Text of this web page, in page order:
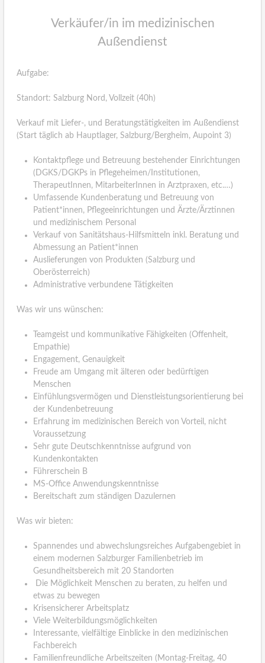
Verkäufer/in im medizinischen
Außendienst
Aufgabe:
Standort: Salzburg Nord, Vollzeit (40h)
Verkauf mit Liefer-, und Beratungstätigkeiten im Außendienst
(Start täglich ab Hauptlager, Salzburg/Bergheim, Aupoint 3)
Kontaktpflege und Betreuung bestehender Einrichtungen
(DGKS/DGKPs in Pflegeheimen/Institutionen,
TherapeutInnen, MitarbeiterInnen in Arztpraxen, etc.…)
Umfassende Kundenberatung und Betreuung von
Patient*innen, Pflegeeinrichtungen und Ärzte/Ärztinnen
und medizinischem Personal
Verkauf von Sanitätshaus-Hilfsmitteln inkl. Beratung und
Abmessung an Patient*innen
Auslieferungen von Produkten (Salzburg und
Oberösterreich)
Administrative verbundene Tätigkeiten
Was wir uns wünschen:
Teamgeist und kommunikative Fähigkeiten (Offenheit,
Empathie)
Engagement, Genauigkeit
Freude am Umgang mit älteren oder bedürftigen
Menschen
Einfühlungsvermögen und Dienstleistungsorientierung bei
der Kundenbetreuung
Erfahrung im medizinischen Bereich von Vorteil, nicht
Voraussetzung
Sehr gute Deutschkenntnisse aufgrund von
Kundenkontakten
Führerschein B
MS-Office Anwendungskenntnisse
Bereitschaft zum ständigen Dazulernen
Was wir bieten:
Spannendes und abwechslungsreiches Aufgabengebiet in
einem modernen Salzburger Familienbetrieb im
Gesundheitsbereich mit 20 Standorten
Die Möglichkeit Menschen zu beraten, zu helfen und
etwas zu bewegen
Krisensicherer Arbeitsplatz
Viele Weiterbildungsmöglichkeiten
Interessante, vielfältige Einblicke in den medizinischen
Fachbereich
Familienfreundliche Arbeitszeiten (Montag-Freitag, 40